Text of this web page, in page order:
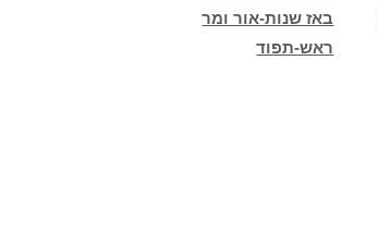
באז שנות-אור ומר
ראש-תפוד